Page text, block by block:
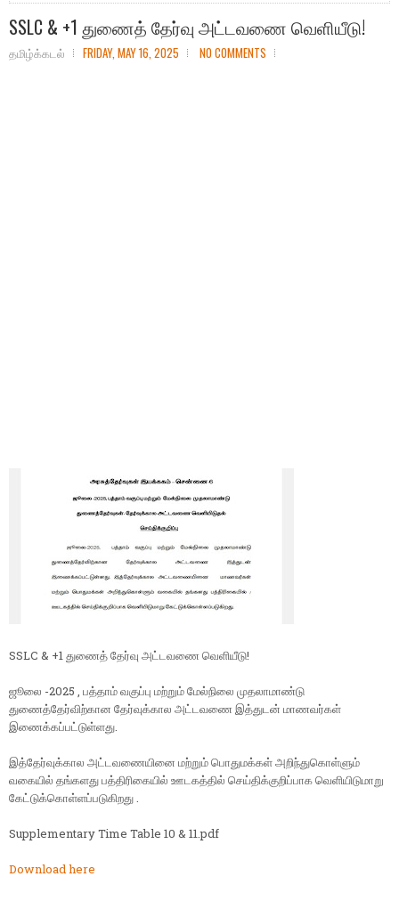
SSLC & +1 துணைத் தேர்வு அட்டவணை வெளியீடு!
தமிழ்க்கடல் FRIDAY, MAY 16, 2025 NO COMMENTS
SSLC & +1 துணைத் தேர்வு அட்டவணை வெளியீடு!
ஜூலை -2025 , பத்தாம் வகுப்பு மற்றும் மேல்நிலை முதலாமாண்டு
துணைத்தேர்விற்கான தேர்வுக்கால அட்டவணை இத்துடன் மாணவர்கள்
இணைக்கப்பட்டுள்ளது.
இத்தேர்வுக்கால அட்டவணையினை மற்றும் பொதுமக்கள் அறிந்துகொள்ளும்
வகையில் தங்களது பத்திரிகையில் ஊடகத்தில் செய்திக்குறிப்பாக வெளியிடுமாறு
கேட்டுக்கொள்ளப்படுகிறது .
Supplementary Time Table 10 & 11.pdf
Download here